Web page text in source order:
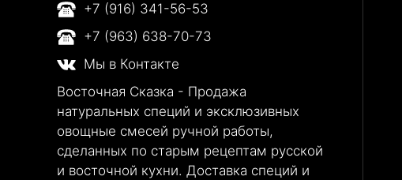
+7 (916) 341-56-53
+7 (963) 638-70-73
Мы в Контакте
Восточная Сказка - Продажа
натуральных специй и эксклюзивных
овощные смесей ручной работы,
сделанных по старым рецептам русской
и восточной кухни. Доставка специй и